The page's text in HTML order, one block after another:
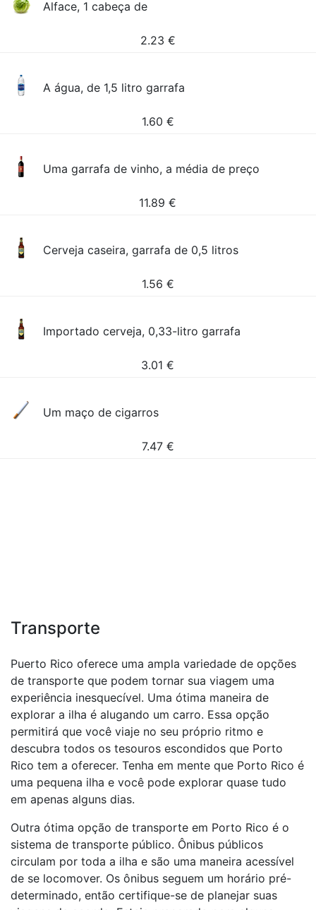
Alface, 1 cabeça de
2.23 €
A água, de 1,5 litro garrafa
1.60 €
Uma garrafa de vinho, a média de preço
11.89 €
Cerveja caseira, garrafa de 0,5 litros
1.56 €
Importado cerveja, 0,33-litro garrafa
3.01 €
Um maço de cigarros
7.47 €
Transporte
Puerto Rico oferece uma ampla variedade de opções
de transporte que podem tornar sua viagem uma
experiência inesquecível. Uma ótima maneira de
explorar a ilha é alugando um carro. Essa opção
permitirá que você viaje no seu próprio ritmo e
descubra todos os tesouros escondidos que Porto
Rico tem a oferecer. Tenha em mente que Porto Rico é
uma pequena ilha e você pode explorar quase tudo
em apenas alguns dias.
Outra ótima opção de transporte em Porto Rico é o
sistema de transporte público. Ônibus públicos
circulam por toda a ilha e são uma maneira acessível
de se locomover. Os ônibus seguem um horário pré-
determinado, então certifique-se de planejar suas